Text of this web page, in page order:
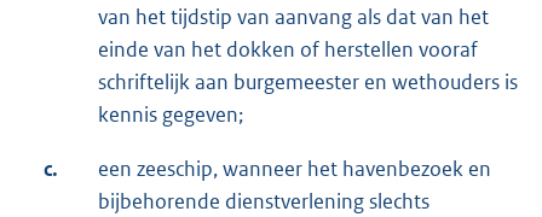
van het tijdstip van aanvang als dat van het
einde van het dokken of herstellen vooraf
schriftelijk aan burgemeester en wethouders is
kennis gegeven;
c.
een zeeschip, wanneer het havenbezoek en
bijbehorende dienstverlening slechts